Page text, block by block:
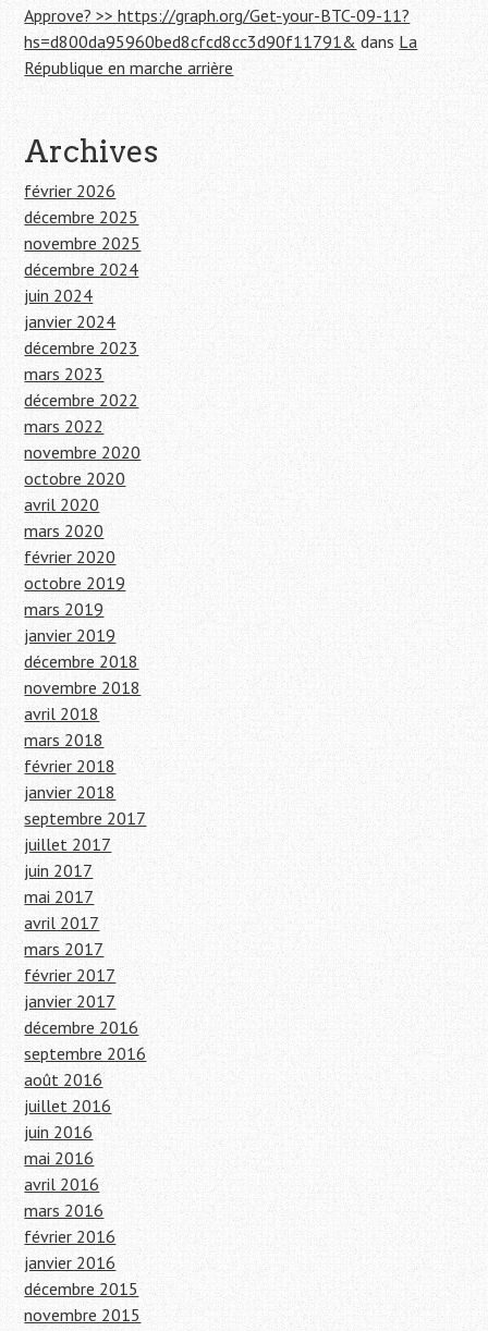
Approve? >> https://graph.org/Get-your-BTC-09-11?
hs=d800da95960bed8cfcd8cc3d90f11791& dans La
République en marche arrière
Archives
février 2026
décembre 2025
novembre 2025
décembre 2024
juin 2024
janvier 2024
décembre 2023
mars 2023
décembre 2022
mars 2022
novembre 2020
octobre 2020
avril 2020
mars 2020
février 2020
octobre 2019
mars 2019
janvier 2019
décembre 2018
novembre 2018
avril 2018
mars 2018
février 2018
janvier 2018
septembre 2017
juillet 2017
juin 2017
mai 2017
avril 2017
mars 2017
février 2017
janvier 2017
décembre 2016
septembre 2016
août 2016
juillet 2016
juin 2016
mai 2016
avril 2016
mars 2016
février 2016
janvier 2016
décembre 2015
novembre 2015